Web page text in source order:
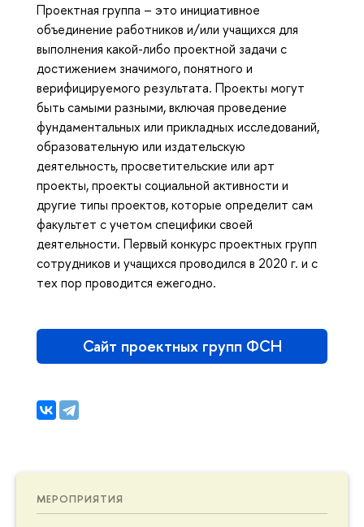
МЕРОПРИЯТИЯ
Проектная группа – это инициативное
объединение работников и/или учащихся для
выполнения какой-либо проектной задачи с
достижением значимого, понятного и
верифицируемого результата. Проекты могут
быть самыми разными, включая проведение
фундаментальных или прикладных исследований,
образовательную или издательскую
деятельность, просветительские или арт
проекты, проекты социальной активности и
другие типы проектов, которые определит сам
факультет с учетом специфики своей
деятельности. Первый конкурс проектных групп
сотрудников и учащихся проводился в 2020 г. и с
тех пор проводится ежегодно.
Сайт проектных групп ФСН